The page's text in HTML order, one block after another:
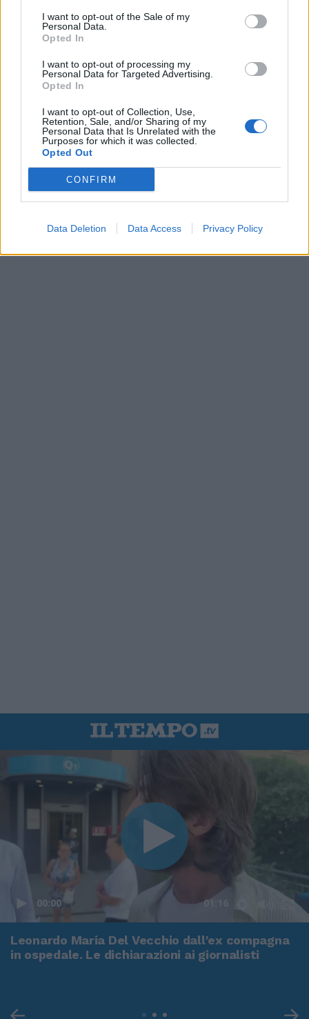
I want to opt-out of the Sale of my
Personal Data.
Opted In
I want to opt-out of processing my
Personal Data for Targeted Advertising.
Opted In
I want to opt-out of Collection, Use,
Retention, Sale, and/or Sharing of my
Personal Data that Is Unrelated with the
Purposes for which it was collected.
Opted Out
CONFIRM
Data Deletion Data Access Privacy Policy
In evidenza
00:00 01:16
Leonardo Maria Del Vecchio dall'ex compagna
in ospedale. Le dichiarazioni ai giornalisti